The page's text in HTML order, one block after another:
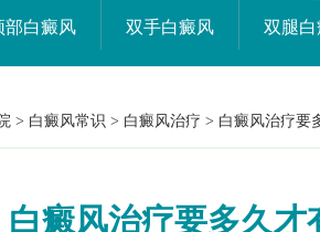
部白癜风 双手白癜风 双腿
> 白癜风常识 > 白癜风治疗 > 白癜风治疗要
白癜风治疗要多久才